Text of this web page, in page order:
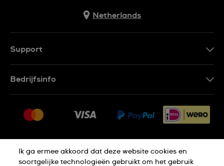
Netherlands
Support
Retouren
Verkoopvoorwaarden
Annulering van de overeenkomst
Bedrijfsinfo
Vacatures
Thuiswinkel certificaat
Ik ga ermee akkoord dat deze website cookies en
soortgelijke technologieën gebruikt om het gebruik